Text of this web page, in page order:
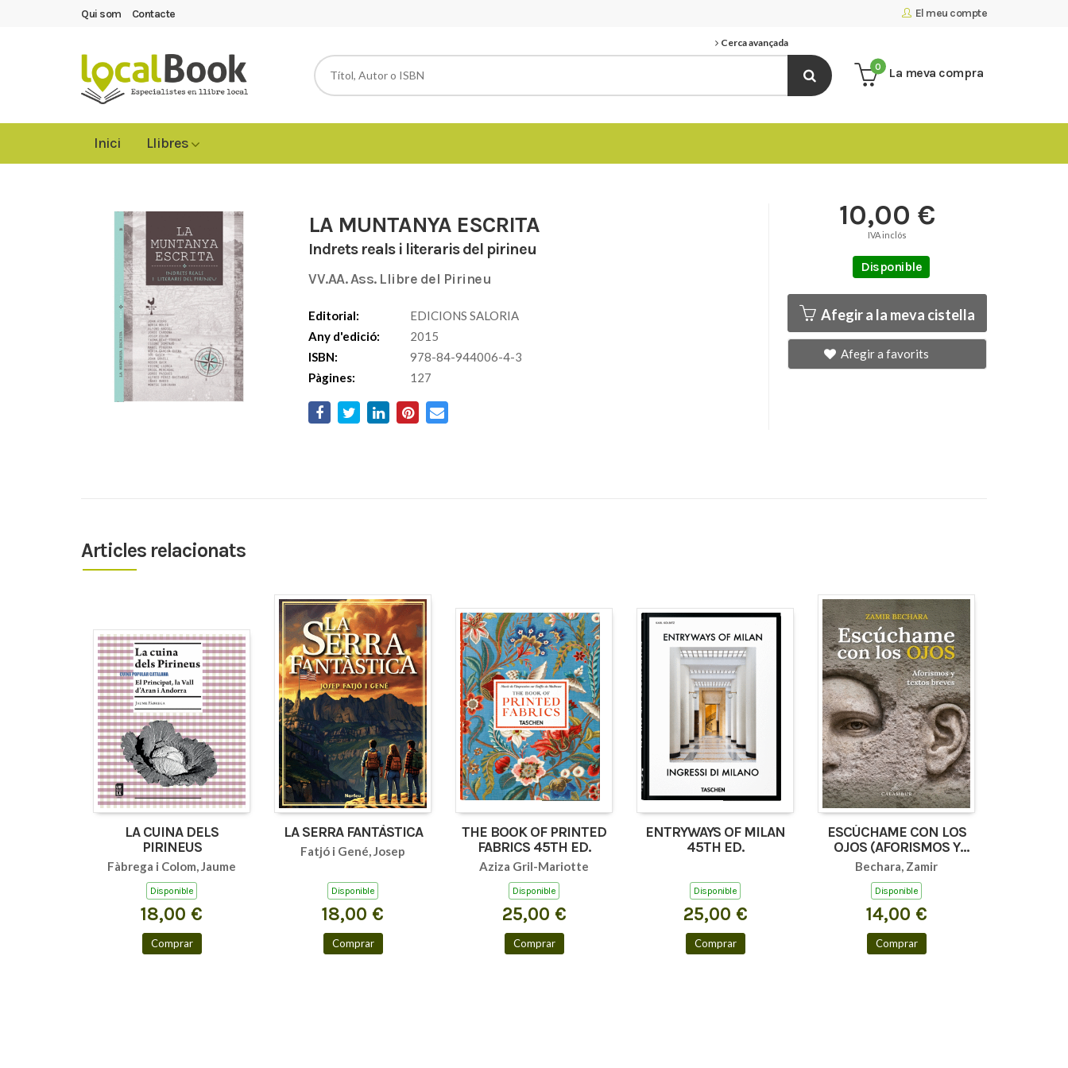
El meu compte
Qui som Contacte
Cerca avançada
La meva compra
0
Inici Llibres
LA MUNTANYA ESCRITA
Indrets reals i literaris del pirineu
VV.AA. Ass. Llibre del Pirineu
Editorial:
EDICIONS SALORIA
Any d'edició:
2015
ISBN:
978-84-944006-4-3
Pàgines:
127
10,00 €
IVA inclós
Disponible
Afegir a la meva cistella
Afegir a favorits
Articles relacionats
LA CUINA DELS
PIRINEUS
Fàbrega i Colom, Jaume
Disponible
18,00 €
Comprar
LA SERRA FANTÀSTICA
Fatjó i Gené, Josep
Disponible
18,00 €
Comprar
THE BOOK OF PRINTED
FABRICS 45TH ED.
Aziza Gril-Mariotte
Disponible
25,00 €
Comprar
ENTRYWAYS OF MILAN
45TH ED.
Disponible
25,00 €
Comprar
ESCÚCHAME CON LOS
OJOS (AFORISMOS Y
TEXTOS BREVES)
Bechara, Zamir
Disponible
14,00 €
Comprar